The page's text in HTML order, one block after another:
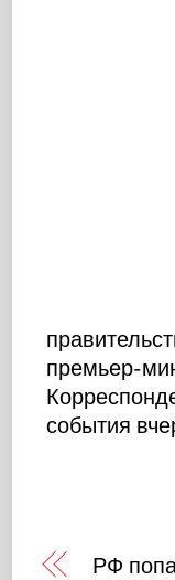
премьер-
события
РФ